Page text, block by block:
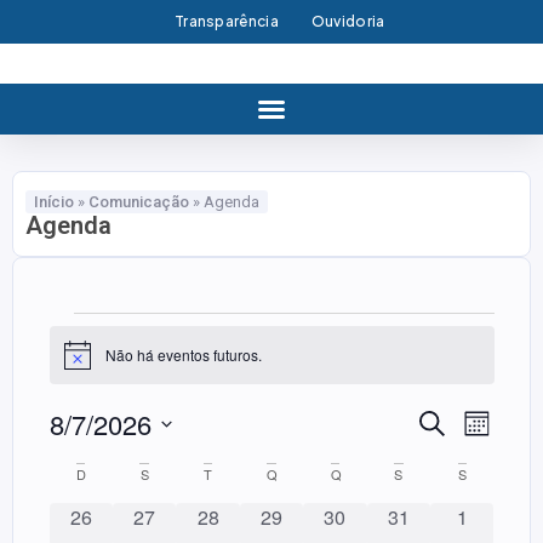
Transparência Ouvidoria
Início » Comunicação » Agenda
Agenda
Notice Não há eventos futuros.
Pesquisa
Procurar
Mês
8/7/2026
data.
Calendárior
de
D S T Q Q S S
0 eventos
26 0 eventos
27 0 eventos
28 0 eventos
29 0 eventos
30 0 eventos
31 0 eventos
1